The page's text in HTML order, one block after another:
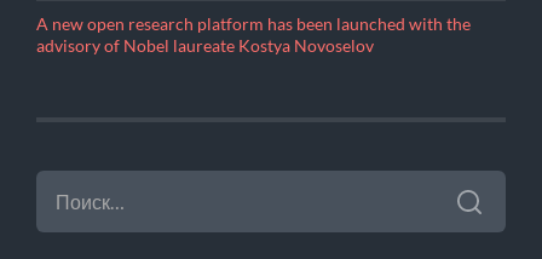
A new open research platform has been launched with the
advisory of Nobel laureate Kostya Novoselov
НАЙТИ: